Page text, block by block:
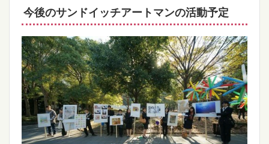
今後のサンドイッチアートマンの活動予定